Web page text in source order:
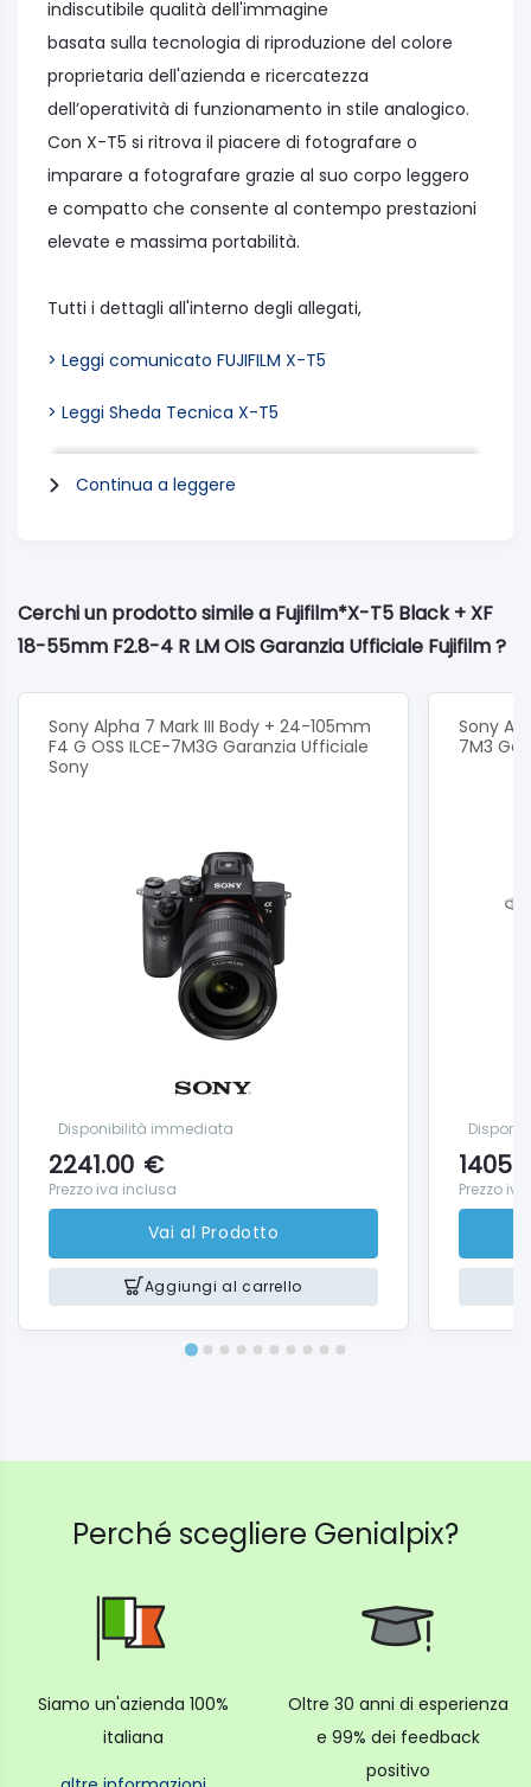
indiscutibile qualità dell'immagine
basata sulla tecnologia di riproduzione del colore
proprietaria dell'azienda e ricercatezza
dell’operatività di funzionamento in stile analogico.
Con X-T5 si ritrova il piacere di fotografare o
imparare a fotografare grazie al suo corpo leggero
e compatto che consente al contempo prestazioni
elevate e massima portabilità.
Tutti i dettagli all'interno degli allegati,
> Leggi comunicato FUJIFILM X-T5
> Leggi Sheda Tecnica X-T5
Continua a leggere
Cerchi un prodotto simile a Fujifilm*X-T5 Black + XF
18-55mm F2.8-4 R LM OIS Garanzia Ufficiale Fujifilm ?
Sony Alpha 7 Mark III Body + 24-105mm
F4 G OSS ILCE-7M3G Garanzia Ufficiale
Sony
Disponibilità immediata
2241.00 €
Prezzo iva inclusa
Vai al Prodotto
Aggiungi al carrello
Sony
7M3
Prezzo
Perché scegliere Genialpix?
Siamo un'azienda 100%
italiana
Oltre 30 anni di esperienza
e 99% dei feedback
positivo